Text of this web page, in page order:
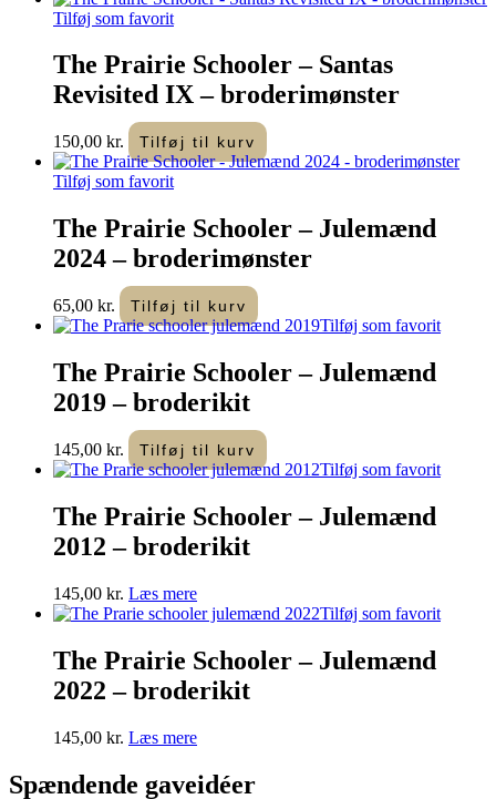
Tilføj som favorit
The Prairie Schooler – Santas
Revisited IX – broderimønster
150,00 kr. Tilføj til kurv
Tilføj som favorit
The Prairie Schooler – Julemænd
2024 – broderimønster
65,00 kr. Tilføj til kurv
Tilføj som favorit
The Prairie Schooler – Julemænd
2019 – broderikit
145,00 kr. Tilføj til kurv
Tilføj som favorit
The Prairie Schooler – Julemænd
2012 – broderikit
145,00 kr. Læs mere
Tilføj som favorit
The Prairie Schooler – Julemænd
2022 – broderikit
145,00 kr. Læs mere
Spændende gaveidéer